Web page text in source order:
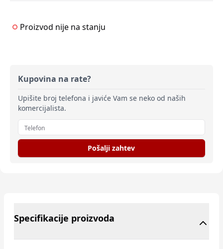
Proizvod nije na stanju
Kupovina na rate?
Upišite broj telefona i javiće Vam se neko od naših
komercijalista.
Pošalji zahtev
Specifikacije proizvoda